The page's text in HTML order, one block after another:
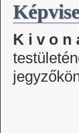
K i v o n